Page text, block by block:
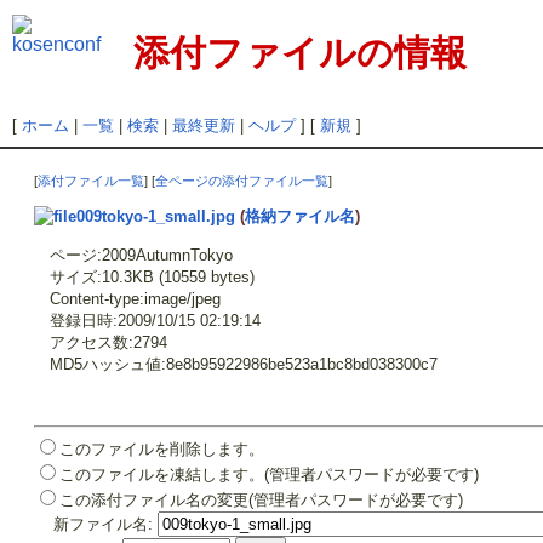
添付ファイルの情報
[ ホーム 一覧 検索| 最終更新| ヘルプ] [ 新規]
[添付ファイル一覧] [全ページの添付ファイル一覧]
009tokyo-1_small.jpg (格納ファイル名)
ページ:2009AutumnTokyo
サイズ:10.3KB (10559 bytes)
Content-type:image/jpeg
登録日時:2009/10/15 02:19:14
アクセス数:2794
MD5ハッシュ値:8e8b95922986be523a1bc8bd038300c7
このファイルを削除します。
このファイルを凍結します。(管理者パスワードが必要です)
この添付ファイル名の変更(管理者パスワードが必要です)
新ファイル名: